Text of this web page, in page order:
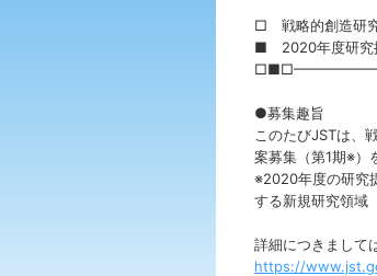
□ 戦略的創造研究
■ 2020年度研究
●募集趣旨
このたびJSTは、
案募集（第1期※）
※2020年度の研究
する新規研究領域
詳細につきまして
https://